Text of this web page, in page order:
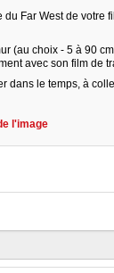
Far West de votre
(au choix - 5 à 90
avec son film de
dans le temps, à
l'image